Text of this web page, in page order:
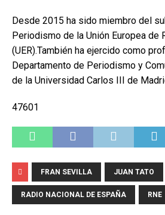
Desde 2015 ha sido miembro del
Periodismo de la Unión Europea de
(UER).También ha ejercido como
Departamento de Periodismo y
de la Universidad Carlos III de
47601
FRAN SEVILLA JUAN TATO
RADIO NACIONAL DE ESPAÑA RNE